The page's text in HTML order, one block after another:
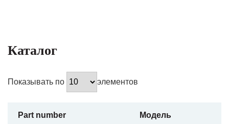
Каталог
Показывать по элементов
Part number Модель